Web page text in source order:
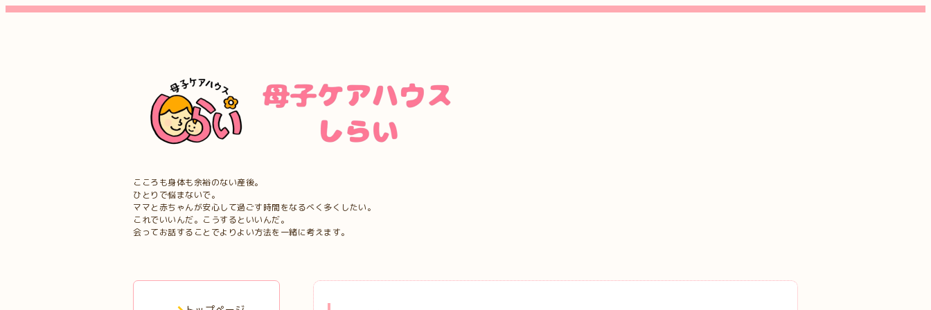
こころも身体も余裕のない産後。
ひとりで悩まないで。
ママと赤ちゃんが安心して過ごす時間をなるべく多くしたい。
これでいいんだ。こうするといいんだ。
会ってお話することでよりよい方法を一緒に考えます。